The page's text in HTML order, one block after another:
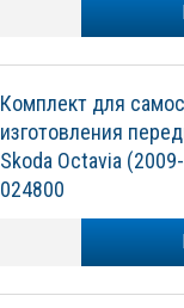
Комплект для
изготовления
Skoda Octavia
024800